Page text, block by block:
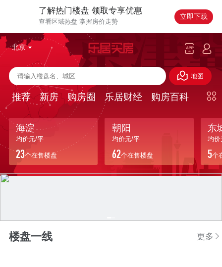
了解热门楼盘 领取专享优惠
查看区域热盘 掌握房价走势
立即下载
北京
地图
推荐 新房 购房圈 乐居财经 购房百科
海淀
均价元/平
23个在售楼盘
朝阳
均价元/平
62个在售楼盘
东
均价
5个
楼盘一线 更多